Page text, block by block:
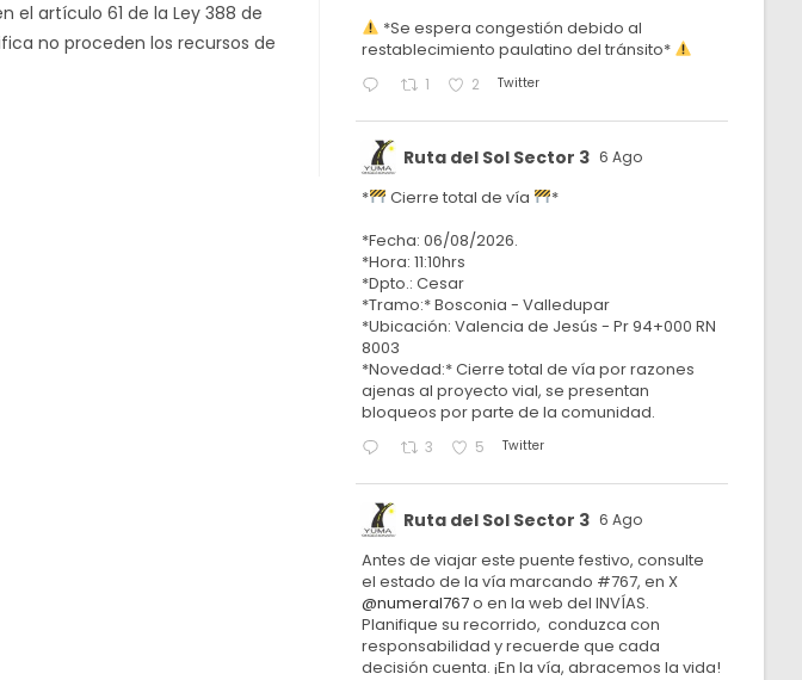
el artículo 61 de la Ley 388 de
no proceden los recursos de
*Se espera congestión debido al
restablecimiento paulatino del tránsito*
1 2 Twitter
Ruta del Sol Sector 3 6 Ago
* Cierre total de vía
*
*Fecha: 06/08/2026.
*Hora: 11:10hrs
*Dpto.: Cesar
*Tramo:* Bosconia - Valledupar
*Ubicación: Valencia de Jesús - Pr 94+000 RN
8003
*Novedad:* Cierre total de vía por razones
ajenas al proyecto vial, se presentan
bloqueos por parte de la comunidad.
3 5 Twitter
Ruta del Sol Sector 3 6 Ago
Antes de viajar este puente festivo, consulte
el estado de la vía marcando #767, en X
@numeral767o en la web del INVÍAS.
Planifique su recorrido, conduzca con
responsabilidad y recuerde que cada
decisión cuenta. ¡En la vía, abracemos la vida!